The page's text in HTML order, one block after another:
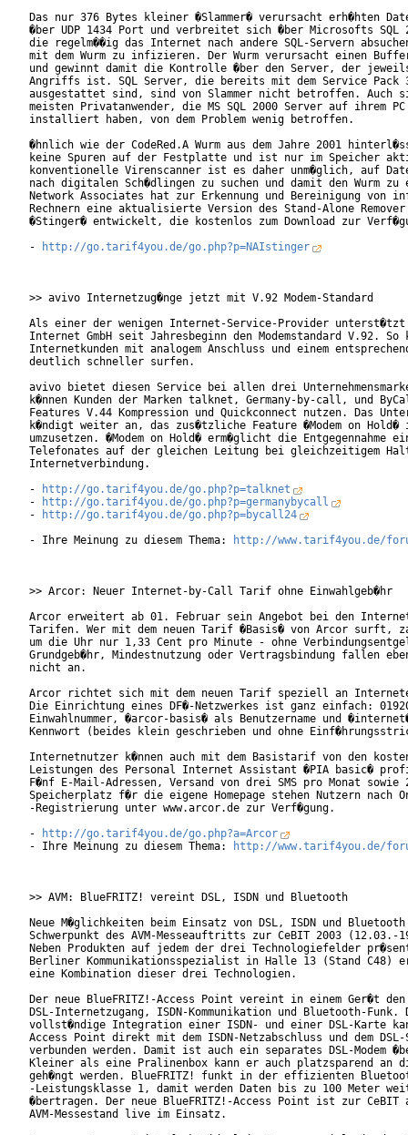
Das nur 376 Bytes kleiner �Slammer� verursacht erh�hten
�ber UDP 1434 Port und verbreitet sich �ber Microsofts SQL
die regelm��ig das Internet nach andere SQL-Servern
mit dem Wurm zu infizieren. Der Wurm verursacht einen
und gewinnt damit die Kontrolle �ber den Server, der
Angriffs ist. SQL Server, die bereits mit dem Service Pack
ausgestattet sind, sind von Slammer nicht betroffen. Auch
meisten Privatanwender, die MS SQL 2000 Server auf ihrem
installiert haben, von dem Problem wenig betroffen.
�hnlich wie der CodeRed.A Wurm aus dem Jahre 2001
keine Spuren auf der Festplatte und ist nur im Speicher
konventionelle Virenscanner ist es daher unm�glich, auf
nach digitalen Sch�dlingen zu suchen und damit den Wurm zu
Network Associates hat zur Erkennung und Bereinigung von
Rechnern eine aktualisierte Version des Stand-Alone
�Stinger� entwickelt, die kostenlos zum Download zur
-
http://go.tarif4you.de/go.php?p=NAIstinger
>> avivo Internetzug�nge jetzt mit V.92 Modem-Standard
Als einer der wenigen Internet-Service-Provider
Internet GmbH seit Jahresbeginn den Modemstandard V.92. So
Internetkunden mit analogem Anschluss und einem
deutlich schneller surfen.
avivo bietet diesen Service bei allen drei
k�nnen Kunden der Marken talknet, Germany-by-call, und
Features V.44 Kompression und Quickconnect nutzen. Das
k�ndigt weiter an, das zus�tzliche Feature �Modem on Hold�
umzusetzen. �Modem on Hold� erm�glicht die Entgegennahme
Telefonates auf der gleichen Leitung bei gleichzeitigem
Internetverbindung.
-
http://go.tarif4you.de/go.php?p=talknet
-
http://go.tarif4you.de/go.php?p=germanybycall
-
http://go.tarif4you.de/go.php?p=bycall24
- Ihre Meinung zu diesem Thema:
http://www.tarif4you.de/
>> Arcor: Neuer Internet-by-Call Tarif ohne Einwahlgeb�hr
Arcor erweitert ab 01. Februar sein Angebot bei den
Tarifen. Wer mit dem neuen Tarif �Basis� von Arcor surft,
um die Uhr nur 1,33 Cent pro Minute - ohne
Grundgeb�hr, Mindestnutzung oder Vertragsbindung fallen
nicht an.
Arcor richtet sich mit dem neuen Tarif speziell an
Die Einrichtung eines DF�-Netzwerkes ist ganz einfach:
Einwahlnummer, �arcor-basis� als Benutzername und
Kennwort (beides klein geschrieben und ohne
Internetnutzer k�nnen auch mit dem Basistarif von den
Leistungen des Personal Internet Assistant �PIA basic�
F�nf E-Mail-Adressen, Versand von drei SMS pro Monat sowie
Speicherplatz f�r die eigene Homepage stehen Nutzern nach
-Registrierung unter www.arcor.de zur Verf�gung.
-
http://go.tarif4you.de/go.php?a=Arcor
- Ihre Meinung zu diesem Thema:
http://www.tarif4you.de/
>> AVM: BlueFRITZ! vereint DSL, ISDN und Bluetooth
Neue M�glichkeiten beim Einsatz von DSL, ISDN und
Schwerpunkt des AVM-Messeauftritts zur CeBIT 2003 (12.03.-
Neben Produkten auf jedem der drei Technologiefelder
Berliner Kommunikationsspezialist in Halle 13 (Stand C48)
eine Kombination dieser drei Technologien.
Der neue BlueFRITZ!-Access Point vereint in einem Ger�t
DSL-Internetzugang, ISDN-Kommunikation und Bluetooth-Funk.
vollst�ndige Integration einer ISDN- und einer DSL-Karte
Access Point direkt mit dem ISDN-Netzabschluss und dem
verbunden werden. Damit ist auch ein separates DSL-Modem
Kleiner als eine Pralinenbox kann er auch platzsparend an
geh�ngt werden. BlueFRITZ! funkt in der effizienten
-Leistungsklasse 1, damit werden Daten bis zu 100 Meter
�bertragen. Der neue BlueFRITZ!-Access Point ist zur CeBIT
AVM-Messestand live im Einsatz.